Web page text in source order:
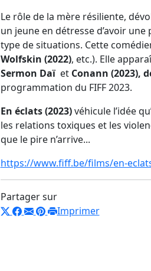
Le rôle de la mère résiliente,
un jeune en détresse d’avoir
type de situations. Cette
Wolfskin (2022), etc.). Elle
Sermon Daï etConann (2023),
programmation du FIFF 2023.
En éclats (2023)véhicule l’idée
les relations toxiques et les
que le pire n’arrive...
https://www.fiff.be/films/en-
Partager sur
Imprimer